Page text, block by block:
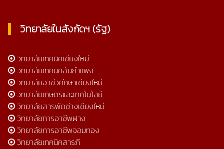
วิทยาลัยในสังกัดฯ (รัฐ)
วิทยาลัยเทคนิคเชียงใหม่
วิทยาลัยเทคนิคสันกำแพง
วิทยาลัยอาชีวศึกษาเชียงใหม่
วิทยาลัยเกษตรและเทคโนโลยี
วิทยาลัยสารพัดช่างเชียงใหม่
วิทยาลัยการอาชีพฝาง
วิทยาลัยการอาชีพจอมทอง
วิทยาลัยเทคนิคสารภี